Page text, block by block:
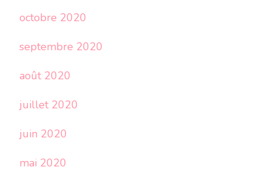
octobre 2020
septembre 2020
août 2020
juillet 2020
juin 2020
mai 2020